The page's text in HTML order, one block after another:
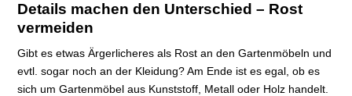
Details machen den Unterschied – Rost
vermeiden
Gibt es etwas Ärgerlicheres als Rost an den Gartenmöbeln und
evtl. sogar noch an der Kleidung? Am Ende ist es egal, ob es
sich um Gartenmöbel aus Kunststoff, Metall oder Holz handelt.